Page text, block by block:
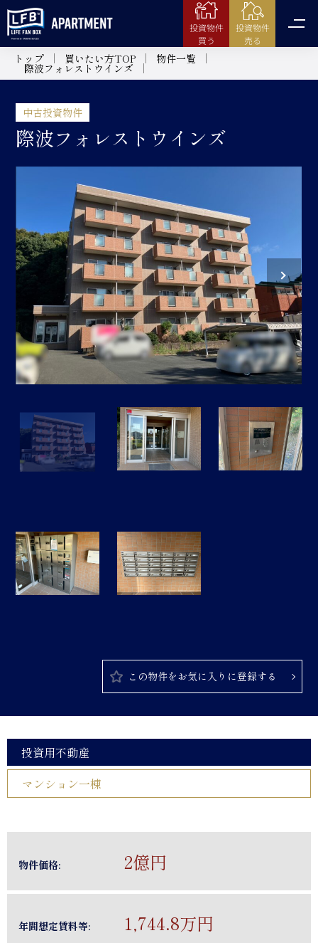
投資物件
買う
投資物件
売る
トップ 買いたい方TOP 物件一覧
際波フォレストウインズ
中古投資物件
際波フォレストウインズ
この物件をお気に入りに登録する
投資用不動産
マンション一棟
物件価格: 2億円
年間想定賃料等: 1,744.8万円